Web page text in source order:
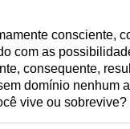
consciente,
com as
consequente,
domínio nenhum
vive ou sobrevive?